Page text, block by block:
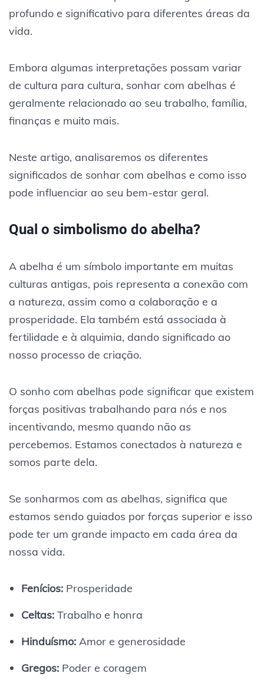
profundo e significativo para diferentes áreas da
vida.
Embora algumas interpretações possam variar
de cultura para cultura, sonhar com abelhas é
geralmente relacionado ao seu trabalho, família,
finanças e muito mais.
Neste artigo, analisaremos os diferentes
significados de sonhar com abelhas e como isso
pode influenciar ao seu bem-estar geral.
Qual o simbolismo do abelha?
A abelha é um símbolo importante em muitas
culturas antigas, pois representa a conexão com
a natureza, assim como a colaboração e a
prosperidade. Ela também está associada à
fertilidade e à alquimia, dando significado ao
nosso processo de criação.
O sonho com abelhas pode significar que existem
forças positivas trabalhando para nós e nos
incentivando, mesmo quando não as
percebemos. Estamos conectados à natureza e
somos parte dela.
Se sonharmos com as abelhas, significa que
estamos sendo guiados por forças superior e isso
pode ter um grande impacto em cada área da
nossa vida.
Fenícios:Prosperidade
Celtas:Trabalho e honra
Hinduísmo:Amor e generosidade
Gregos:Poder e coragem